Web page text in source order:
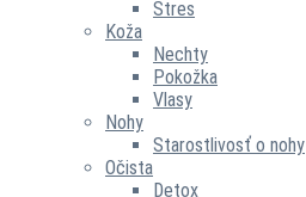
Stres
Koža
Nechty
Pokožka
Vlasy
Nohy
Starostlivosť o nohy
Očista
Detox